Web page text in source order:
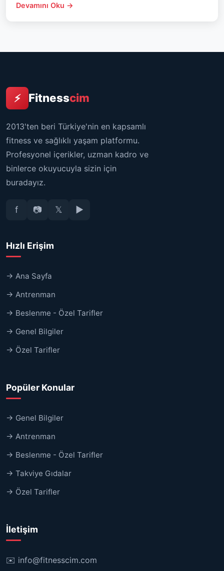
Devamını Oku →
⚡ Fitnesscim
2013'ten beri Türkiye'nin en kapsamlı
fitness ve sağlıklı yaşam platformu.
Profesyonel içerikler, uzman kadro ve
binlerce okuyucuyla sizin için
buradayız.
f 📷 𝕏 ▶
Hızlı Erişim
→ Ana Sayfa
→ Antrenman
→ Beslenme - Özel Tarifler
→ Genel Bilgiler
→ Özel Tarifler
Popüler Konular
→ Genel Bilgiler
→ Antrenman
→ Beslenme - Özel Tarifler
→ Takviye Gıdalar
→ Özel Tarifler
İletişim
✉️ info@fitnesscim.com